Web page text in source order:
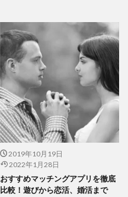
2019年10月19日
2022年1月28日
おすすめマッチングアプリを徹底
比較！遊びから恋活、婚活まで